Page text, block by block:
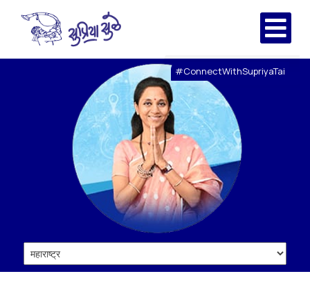
#ConnectWithSupriyaTai